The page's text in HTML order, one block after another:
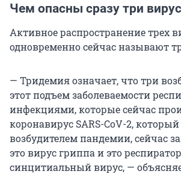
Чем опасны сразу три
Активное распространение трех
одновременно сейчас называют
— Тридемия означает, что три
этот подъем заболеваемости
инфекциями, которые сейчас
коронавирус SARS-CoV-2,
возбудителем пандемии, сейчас
это вирус гриппа и это
синцитиальный вирус, —